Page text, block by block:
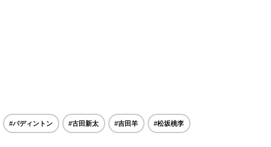
#パディントン #古田新太 #吉田羊 #松坂桃李